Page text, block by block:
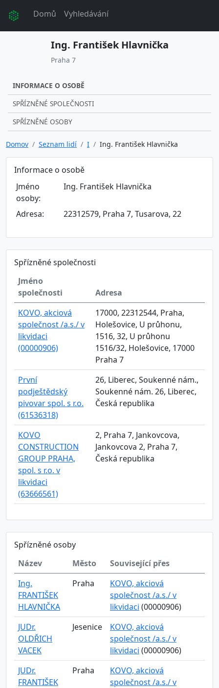
Domů Vyhledávání
Ing. František Hlavnička
Praha 7
INFORMACE O OSOBĚ
SPŘÍZNĚNÉ SPOLEČNOSTI
SPŘÍZNĚNÉ OSOBY
Domov Seznam lidí I Ing. František Hlavnička
Informace o osobě
Jméno
osoby:
Ing. František Hlavnička
Adresa: 22312579, Praha 7, Tusarova, 22
Spřízněné společnosti
Jméno
společnosti
Adresa
KOVO, akciová
společnost /a.s./ v
likvidaci
(00000906)
17000, 22312544, Praha,
Holešovice, U průhonu,
1516, 32, U průhonu
1516/32, Holešovice, 17000
Praha 7
První
podještědský
pivovar spol. s r.o.
(61536318)
26, Liberec, Soukenné nám.,
Soukenné nám. 26, Liberec,
Česká republika
KOVO
CONSTRUCTION
GROUP PRAHA,
spol. s r.o. v
likvidaci
(63666561)
2, Praha 7, Jankovcova,
Jankovcova 2, Praha 7,
Česká republika
Spřízněné osoby
Název
Město
Související přes
Ing.
FRANTIŠEK
HLAVNIČKA
Praha
KOVO, akciová
společnost /a.s./ v
likvidaci (00000906)
JUDr.
OLDŘICH
VACEK
Jesenice
KOVO, akciová
společnost /a.s./ v
likvidaci (00000906)
JUDr.
FRANTIŠEK
Praha
KOVO, akciová
společnost /a.s./ v